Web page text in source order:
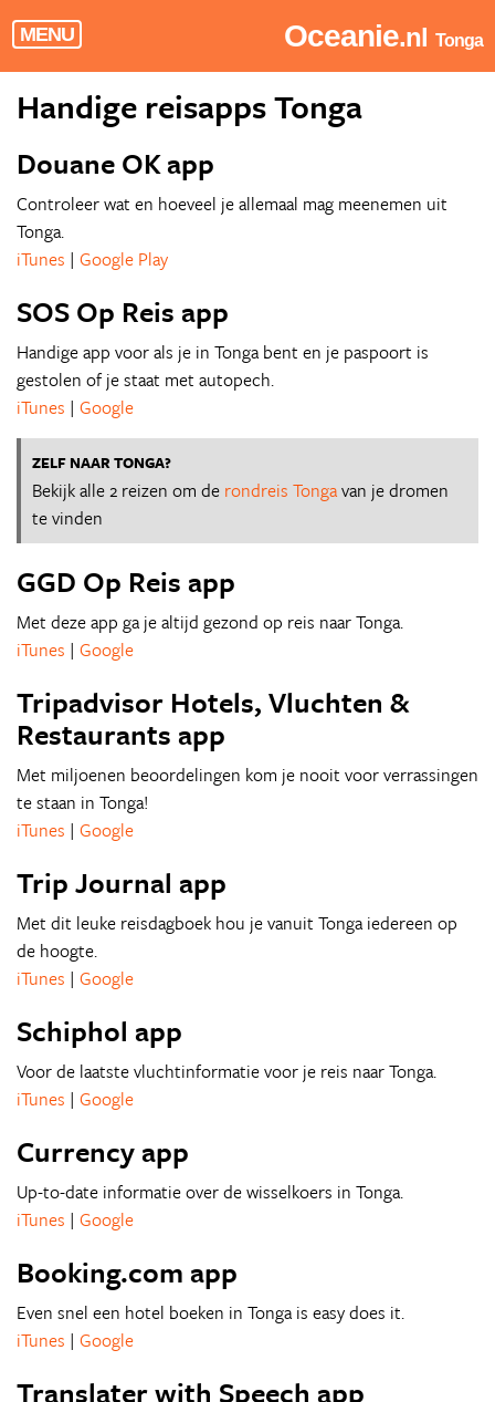
MENU Oceanie.nl Tonga
Handige reisapps Tonga
Douane OK app
Controleer wat en hoeveel je allemaal mag meenemen uit
Tonga.
iTunes | Google Play
SOS Op Reis app
Handige app voor als je in Tonga bent en je paspoort is
gestolen of je staat met autopech.
iTunes | Google
ZELF NAAR TONGA?
Bekijk alle 2 reizen om de rondreis Tongavan je dromen
te vinden
GGD Op Reis app
Met deze app ga je altijd gezond op reis naar Tonga.
iTunes | Google
Tripadvisor Hotels, Vluchten &
Restaurants app
Met miljoenen beoordelingen kom je nooit voor verrassingen
te staan in Tonga!
iTunes | Google
Trip Journal app
Met dit leuke reisdagboek hou je vanuit Tonga iedereen op
de hoogte.
iTunes | Google
Schiphol app
Voor de laatste vluchtinformatie voor je reis naar Tonga.
iTunes | Google
Currency app
Up-to-date informatie over de wisselkoers in Tonga.
iTunes | Google
Booking.com app
Even snel een hotel boeken in Tonga is easy does it.
iTunes | Google
Translater with Speech app